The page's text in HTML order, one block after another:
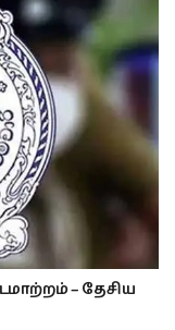
– தேசிய